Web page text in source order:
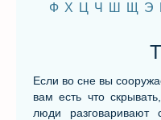
Ф Х Ц Ч Ш Щ Э
Если во сне вы
вам есть что
люди